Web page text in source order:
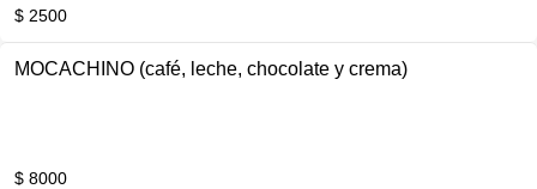
$ 2500
MOCACHINO (café, leche, chocolate y crema)
$ 8000